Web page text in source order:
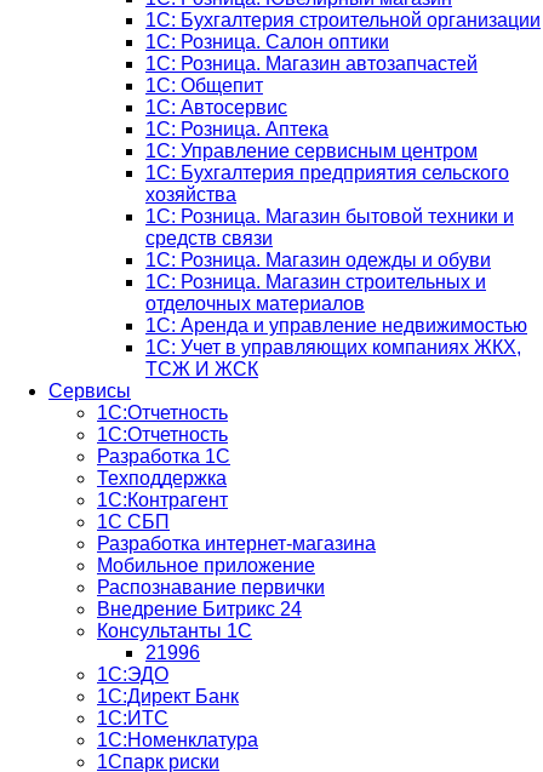
1С: Бухгалтерия строительной организации
1С: Розница. Салон оптики
1С: Розница. Магазин автозапчастей
1C: Общепит
1С: Автосервис
1С: Розница. Аптека
1С: Управление сервисным центром
1С: Бухгалтерия предприятия сельского
хозяйства
1С: Розница. Магазин бытовой техники и
средств связи
1С: Розница. Магазин одежды и обуви
1С: Розница. Магазин строительных и
отделочных материалов
1С: Аренда и управление недвижимостью
1C: Учет в управляющих компаниях ЖКХ,
ТСЖ И ЖСК
Сервисы
1С:Отчетность
1С:Отчетность
Разработка 1С
Техподдержка
1С:Контрагент
1С СБП
Разработка интернет-магазина
Мобильное приложение
Распознавание первички
Внедрение Битрикс 24
Консультанты 1С
21996
1С:ЭДО
1С:Директ Банк
1С:ИТС
1С:Номенклатура
1Спарк риски